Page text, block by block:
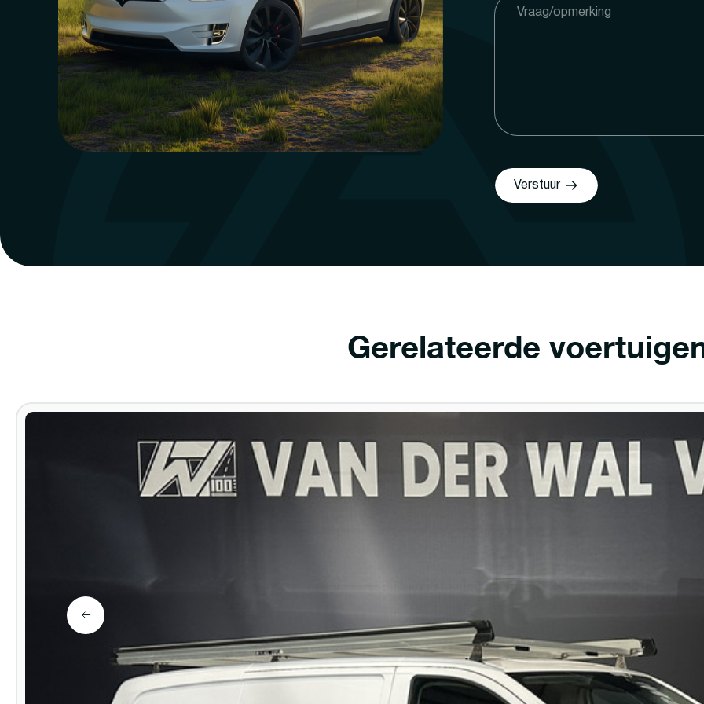
Verstuur
Gerelateerde